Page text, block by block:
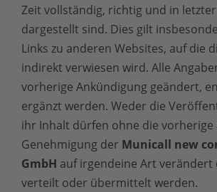
Zeit vollständig, richtig und in
dargestellt sind. Dies gilt
Links zu anderen Websites, auf die
indirekt verwiesen wird. Alle
vorherige Ankündigung geändert,
ergänzt werden. Weder die
ihr Inhalt dürfen ohne die vorherige
Genehmigung der Municall new
GmbH auf irgendeine Art
verteilt oder übermittelt werden.